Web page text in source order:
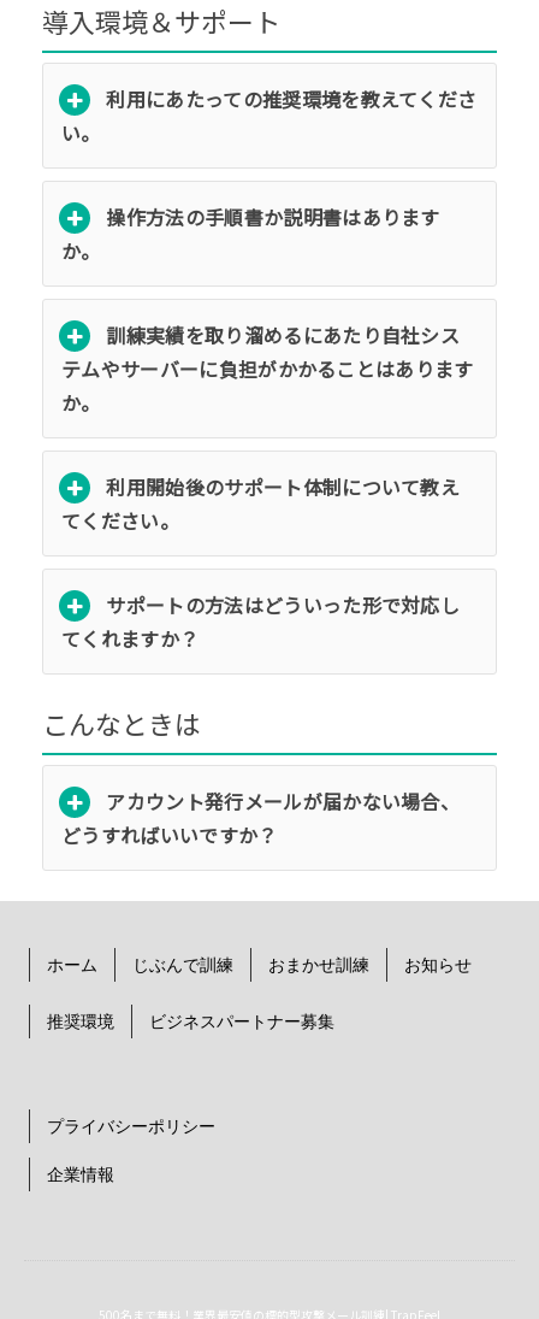
導入環境＆サポート
利用にあたっての推奨環境を教えてくださ
い。
操作方法の手順書か説明書はあります
か。
訓練実績を取り溜めるにあたり自社シス
テムやサーバーに負担がかかることはあります
か。
利用開始後のサポート体制について教え
てください。
サポートの方法はどういった形で対応し
てくれますか？
こんなときは
アカウント発行メールが届かない場合、
どうすればいいですか？
ホーム じぶんで訓練 おまかせ訓練 お知らせ
推奨環境 ビジネスパートナー募集
プライバシーポリシー
企業情報
500名まで無料！業界最安値の標的型攻撃メール訓練| TrapFeel